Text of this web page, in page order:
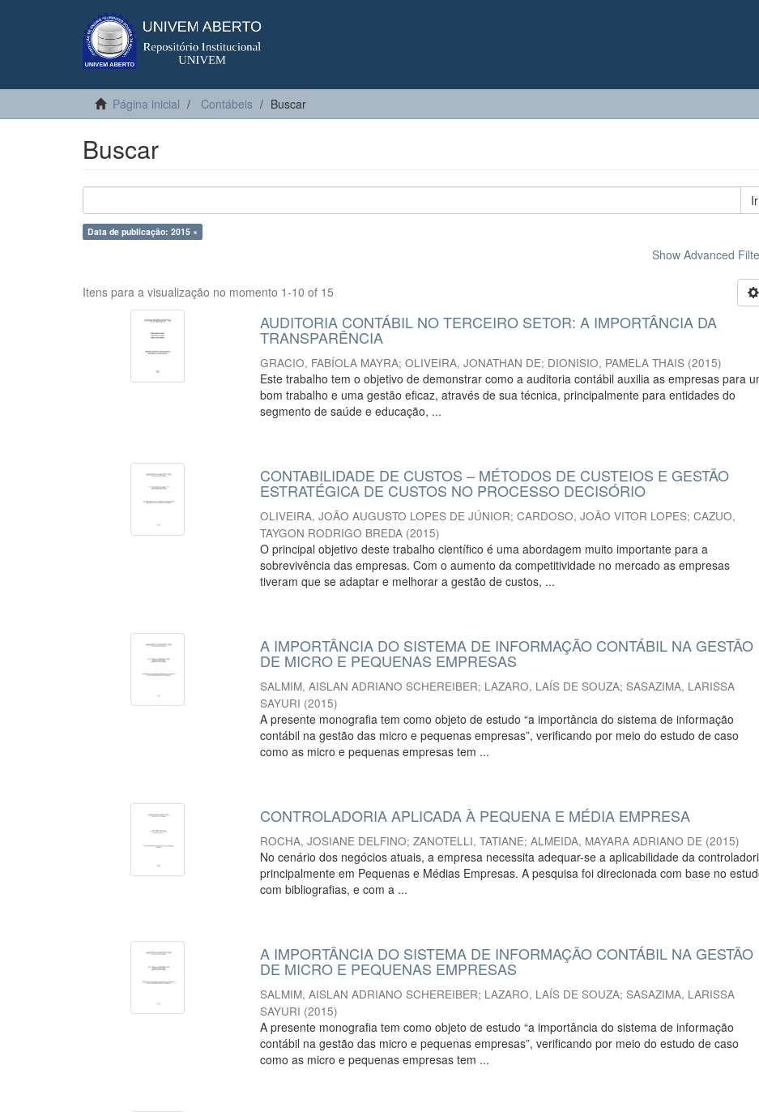
Página inicial Contábeis Buscar
Buscar
Ir
Data de publicação: 2015 ×
Show Advanced
Itens para a visualização no momento 1-10 of 15
AUDITORIA CONTÁBIL NO TERCEIRO SETOR: A IMPORTÂNCIA DA
TRANSPARÊNCIA
GRACIO, FABÍOLA MAYRA;OLIVEIRA, JONATHAN DE; DIONISIO, PAMELA THAIS (2015)
Este trabalho tem o objetivo de demonstrar como a auditoria contábil auxilia as empresas para
bom trabalho e uma gestão eficaz, através de sua técnica, principalmente para entidades do
segmento de saúde e educação, ...
CONTABILIDADE DE CUSTOS – MÉTODOS DE CUSTEIOS E GESTÃO
ESTRATÉGICA DE CUSTOS NO PROCESSO DECISÓRIO
OLIVEIRA, JOÃO AUGUSTO LOPES DE JÚNIOR;CARDOSO, JOÃO VITOR LOPES;CAZUO,
TAYGON RODRIGO BREDA (2015)
O principal objetivo deste trabalho científico é uma abordagem muito importante para a
sobrevivência das empresas. Com o aumento da competitividade no mercado as empresas
tiveram que se adaptar e melhorar a gestão de custos, ...
A IMPORTÂNCIA DO SISTEMA DE INFORMAÇÃO CONTÁBIL NA GESTÃO
DE MICRO E PEQUENAS EMPRESAS
SALMIM, AISLAN ADRIANO SCHEREIBER; LAZARO, LAÍS DE SOUZA;SASAZIMA, LARISSA
SAYURI (2015)
A presente monografia tem como objeto de estudo “a importância do sistema de informação
contábil na gestão das micro e pequenas empresas”, verificando por meio do estudo de caso
como as micro e pequenas empresas tem ...
CONTROLADORIA APLICADA À PEQUENA E MÉDIA EMPRESA
ROCHA, JOSIANE DELFINO;ZANOTELLI, TATIANE;ALMEIDA, MAYARA ADRIANO DE (2015)
No cenário dos negócios atuais, a empresa necessita adequar-se a aplicabilidade da
principalmente em Pequenas e Médias Empresas. A pesquisa foi direcionada com base no
com bibliografias, e com a ...
A IMPORTÂNCIA DO SISTEMA DE INFORMAÇÃO CONTÁBIL NA GESTÃO
DE MICRO E PEQUENAS EMPRESAS
SALMIM, AISLAN ADRIANO SCHEREIBER; LAZARO, LAÍS DE SOUZA;SASAZIMA, LARISSA
SAYURI (2015)
A presente monografia tem como objeto de estudo “a importância do sistema de informação
contábil na gestão das micro e pequenas empresas”, verificando por meio do estudo de caso
como as micro e pequenas empresas tem ...